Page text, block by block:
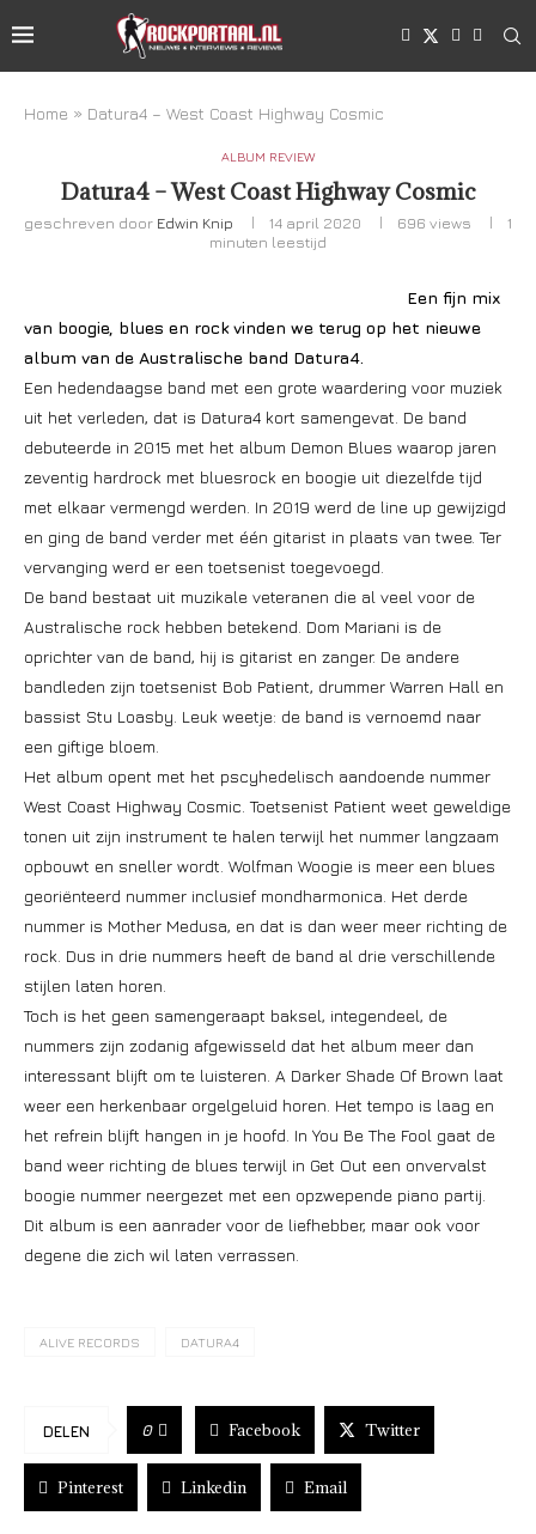
Home » Datura4 – West Coast Highway Cosmic
ALBUM REVIEW
Datura4 – West Coast Highway Cosmic
geschreven door Edwin Knip 14 april 2020 696 views
1
minuten leestijd
Een fijn mix
van boogie, blues en rock vinden we terug op het nieuwe
album van de Australische band Datura4.
Een hedendaagse band met een grote waardering voor muziek
uit het verleden, dat is Datura4 kort samengevat. De band
debuteerde in 2015 met het album Demon Blues waarop jaren
zeventig hardrock met bluesrock en boogie uit diezelfde tijd
met elkaar vermengd werden. In 2019 werd de line up gewijzigd
en ging de band verder met één gitarist in plaats van twee. Ter
vervanging werd er een toetsenist toegevoegd.
De band bestaat uit muzikale veteranen die al veel voor de
Australische rock hebben betekend. Dom Mariani is de
oprichter van de band, hij is gitarist en zanger. De andere
bandleden zijn toetsenist Bob Patient, drummer Warren Hall en
bassist Stu Loasby. Leuk weetje: de band is vernoemd naar
een giftige bloem.
Het album opent met het pscyhedelisch aandoende nummer
West Coast Highway Cosmic. Toetsenist Patient weet geweldige
tonen uit zijn instrument te halen terwijl het nummer langzaam
opbouwt en sneller wordt. Wolfman Woogie is meer een blues
georiënteerd nummer inclusief mondharmonica. Het derde
nummer is Mother Medusa, en dat is dan weer meer richting de
rock. Dus in drie nummers heeft de band al drie verschillende
stijlen laten horen.
Toch is het geen samengeraapt baksel, integendeel, de
nummers zijn zodanig afgewisseld dat het album meer dan
interessant blijft om te luisteren. A Darker Shade Of Brown laat
weer een herkenbaar orgelgeluid horen. Het tempo is laag en
het refrein blijft hangen in je hoofd. In You Be The Fool gaat de
band weer richting de blues terwijl in Get Out een onvervalst
boogie nummer neergezet met een opzwepende piano partij.
Dit album is een aanrader voor de liefhebber, maar ook voor
degene die zich wil laten verrassen.
ALIVE RECORDS DATURA4
DELEN 0 Facebook Twitter
Pinterest Linkedin Email